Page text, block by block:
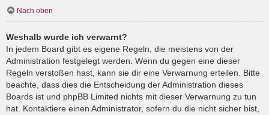
Nach oben
Weshalb wurde ich verwarnt?
In jedem Board gibt es eigene Regeln, die meistens von der
Administration festgelegt werden. Wenn du gegen eine dieser
Regeln verstoßen hast, kann sie dir eine Verwarnung erteilen. Bitte
beachte, dass dies die Entscheidung der Administration dieses
Boards ist und phpBB Limited nichts mit dieser Verwarnung zu tun
hat. Kontaktiere einen Administrator, sofern du die nicht sicher bist,